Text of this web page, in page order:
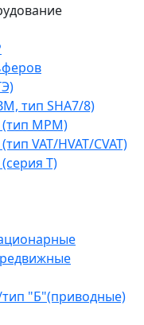
тип SHA7/8)
(тип МРМ)
VAT/HVAT/CVAT)
Т)
"Б"(приводные)